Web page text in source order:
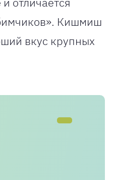
Кишмиш
вкус крупных